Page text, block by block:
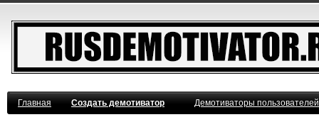
Главная Создать демотиватор Демотиваторы